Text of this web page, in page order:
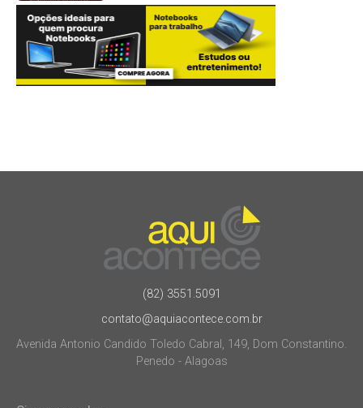
(82) 3551.5091
contato@aquiacontece.com.br
Avenida Antonio Candido Toledo Cabral, 149, Dom Constantino.
Penedo - Alagoas